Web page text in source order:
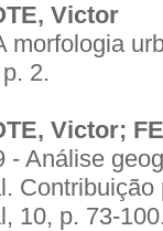
Victor
morfologia
2.
Victor;
- Análise
10, p. 73-